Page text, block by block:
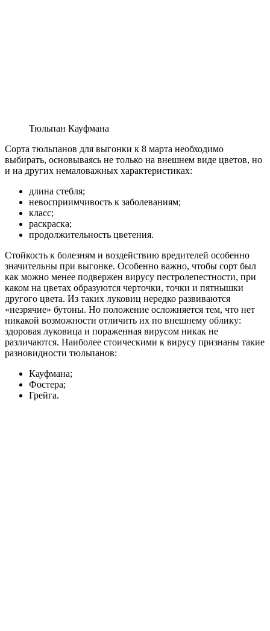
Тюльпан Кауфмана
Сорта тюльпанов для выгонки к 8 марта необходимо
выбирать, основываясь не только на внешнем виде цветов, но
и на других немаловажных характеристиках:
длина стебля;
невосприимчивость к заболеваниям;
класс;
раскраска;
продолжительность цветения.
Стойкость к болезням и воздействию вредителей особенно
значительны при выгонке. Особенно важно, чтобы сорт был
как можно менее подвержен вирусу пестролепестности, при
каком на цветах образуются черточки, точки и пятнышки
другого цвета. Из таких луковиц нередко развиваются
«незрячие» бутоны. Но положение осложняется тем, что нет
никакой возможности отличить их по внешнему облику:
здоровая луковица и пораженная вирусом никак не
различаются. Наиболее стоическими к вирусу признаны такие
разновидности тюльпанов:
Кауфмана;
Фостера;
Грейга.